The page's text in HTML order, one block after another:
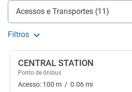
Acesso e transporte
Acessos e Transportes (11)
Filtros
CENTRAL STATION
Ponto de ônibus
Acesso: 100 m / 0.06 mi